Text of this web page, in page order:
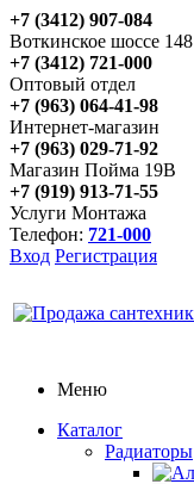
+7 (3412) 907-084
Воткинское шоссе 148
+7 (3412) 721-000
Оптовый отдел
+7 (963) 064-41-98
Интернет-магазин
+7 (963) 029-71-92
Магазин Пойма 19В
+7 (919) 913-71-55
Услуги Монтажа
Телефон: 721-000
Вход Регистрация
Меню
Каталог
Радиаторы